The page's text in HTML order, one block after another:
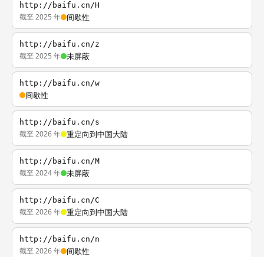
http://baifu.cn/H
截至 2025 年 间歇性
http://baifu.cn/z
截至 2025 年 未屏蔽
http://baifu.cn/w
间歇性
http://baifu.cn/s
截至 2026 年 重定向到中国大陆
http://baifu.cn/M
截至 2024 年 未屏蔽
http://baifu.cn/C
截至 2026 年 重定向到中国大陆
http://baifu.cn/n
截至 2026 年 间歇性